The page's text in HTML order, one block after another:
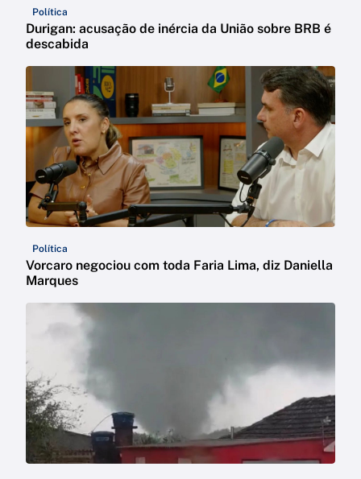
Política
Durigan: acusação de inércia da União sobre BRB é
descabida
Política
Vorcaro negociou com toda Faria Lima, diz Daniella
Marques